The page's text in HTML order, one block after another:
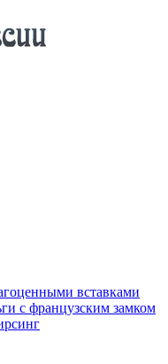
вставками
с французским замком